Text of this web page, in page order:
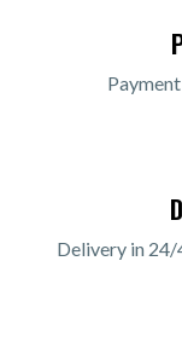
Delivery in 24/